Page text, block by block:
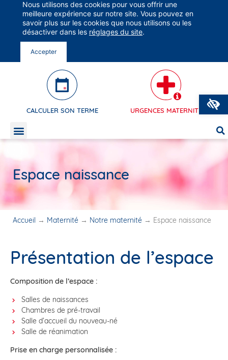
Groupe Vivalto Santé
Engagés pour Votre Santé
CALCULER SON TERME URGENCES MATERNITÉ
Espace naissance
Accueil → Maternité → Notre maternité → Espace naissance
Présentation de l’espace
Composition de l’espace :
Salles de naissances
Chambres de pré-travail
Salle d’accueil du nouveau-né
Salle de réanimation
Prise en charge personnalisée :
Nous utilisons des cookies pour vous offrir une
meilleure expérience sur notre site. Vous pouvez en
savoir plus sur les cookies que nous utilisons ou les
désactiver dans les réglages du site.
Accepter